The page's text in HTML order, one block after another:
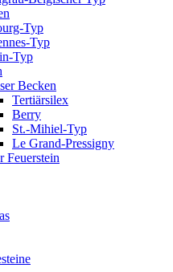
Typ
Typ
Typ
Becken
Tertiärsilex
Berry
St.-Mihiel-Typ
Le Grand-Pressigny
Feuerstein